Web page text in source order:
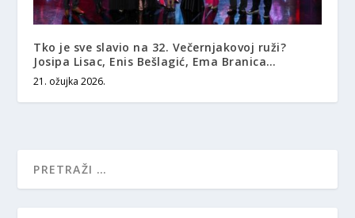
Tko je sve slavio na 32. Večernjakovoj ruži?
Josipa Lisac, Enis Bešlagić, Ema Branica…
21. ožujka 2026.